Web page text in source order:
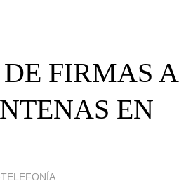
FIRMAS A
EN